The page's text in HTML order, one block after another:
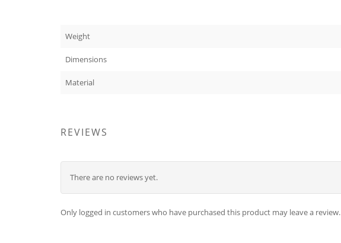
Weight
Dimensions
Material
REVIEWS
There are no reviews yet.
Only logged in customers who have purchased this product may leave a review.